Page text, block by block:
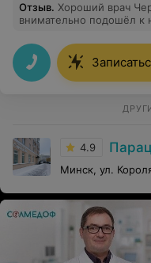
Отзыв. Хороший врач Чернышевич Дмитрий
внимательно подошёл
4.9
Минск, ул.